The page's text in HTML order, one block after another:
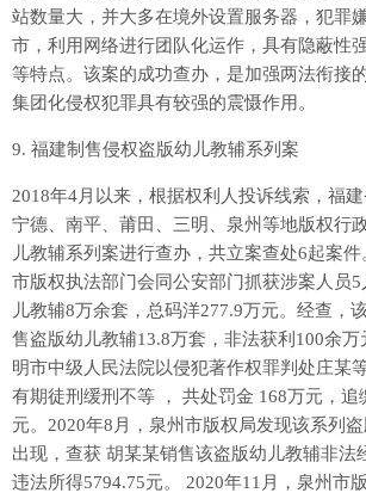
站数量大，并大多在境外设置服务器，犯罪
市，利用网络进行团队化运作，具有隐蔽性
等特点。该案的成功查办，是加强两法衔接
集团化侵权犯罪具有较强的震慑作用。
9. 福建制售侵权盗版幼儿教辅系列案
2018年4月以来，根据权利人投诉线索，福
宁德、南平、莆田、三明、泉州等地版权行
儿教辅系列案进行查办，共立案查处6起案件
市版权执法部门会同公安部门抓获涉案人员
儿教辅8万余套，总码洋277.9万元。经查，
售盗版幼儿教辅13.8万套，非法获利100余万
明市中级人民法院以侵犯著作权罪判处庄某
有期徒刑缓刑不等 ， 共处罚金 168万元，追
元。2020年8月，泉州市版权局发现该系列
出现，查获 胡某某销售该盗版幼儿教辅非法
违法所得5794.75元。 2020年11月，泉州市